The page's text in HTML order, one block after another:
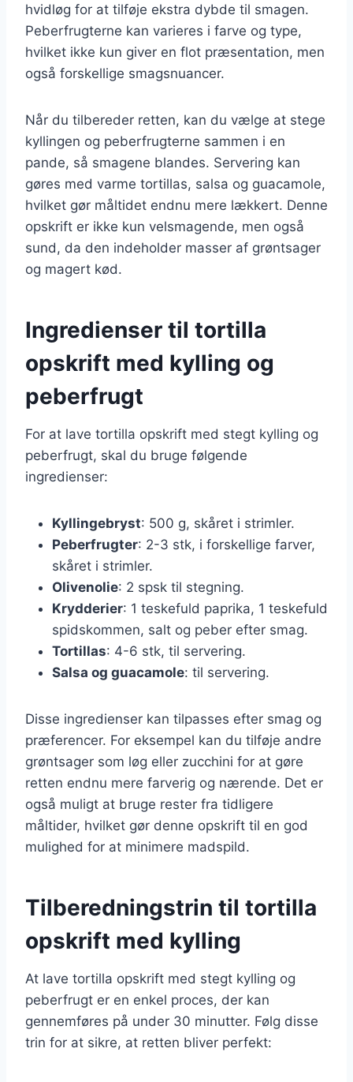
hvidløg for at tilføje ekstra dybde til smagen.
Peberfrugterne kan varieres i farve og type,
hvilket ikke kun giver en flot præsentation, men
også forskellige smagsnuancer.
Når du tilbereder retten, kan du vælge at stege
kyllingen og peberfrugterne sammen i en
pande, så smagene blandes. Servering kan
gøres med varme tortillas, salsa og guacamole,
hvilket gør måltidet endnu mere lækkert. Denne
opskrift er ikke kun velsmagende, men også
sund, da den indeholder masser af grøntsager
og magert kød.
Ingredienser til tortilla
opskrift med kylling og
peberfrugt
For at lave tortilla opskrift med stegt kylling og
peberfrugt, skal du bruge følgende
ingredienser:
Kyllingebryst: 500 g, skåret i strimler.
Peberfrugter: 2-3 stk, i forskellige farver,
skåret i strimler.
Olivenolie: 2 spsk til stegning.
Krydderier: 1 teskefuld paprika, 1 teskefuld
spidskommen, salt og peber efter smag.
Tortillas: 4-6 stk, til servering.
Salsa og guacamole: til servering.
Disse ingredienser kan tilpasses efter smag og
præferencer. For eksempel kan du tilføje andre
grøntsager som løg eller zucchini for at gøre
retten endnu mere farverig og nærende. Det er
også muligt at bruge rester fra tidligere
måltider, hvilket gør denne opskrift til en god
mulighed for at minimere madspild.
Tilberedningstrin til tortilla
opskrift med kylling
At lave tortilla opskrift med stegt kylling og
peberfrugt er en enkel proces, der kan
gennemføres på under 30 minutter. Følg disse
trin for at sikre, at retten bliver perfekt: